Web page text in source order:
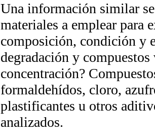
Una información similar
materiales a emplear para
composición, condición y
degradación y
concentración?
formaldehídos, cloro,
plastificantes u otros
analizados.